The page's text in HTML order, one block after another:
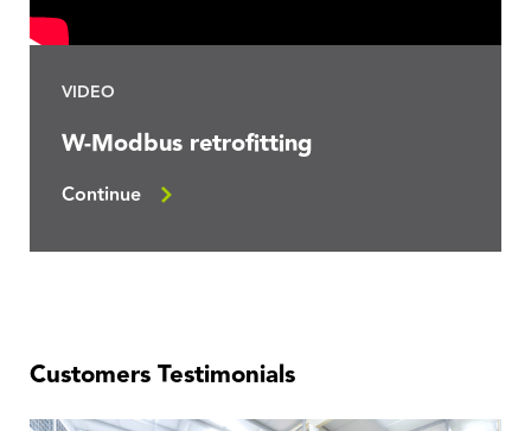
VIDEO
W-Modbus retrofitting
Continue
Customers Testimonials